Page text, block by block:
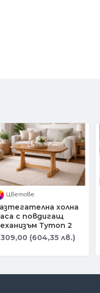
Цветове
холна
с повдигащ
Tymon 2
(604,35 лв.)